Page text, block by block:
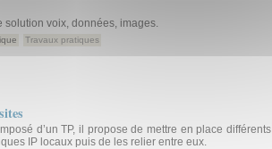
solution voix, données, images.
Travaux pratiques
d’un TP, il propose de mettre en place différents
IP locaux puis de les relier entre eux.